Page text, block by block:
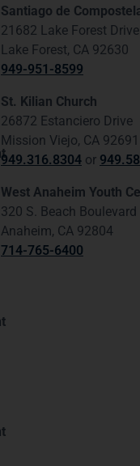
Santiago de
21682 Lake Forest Drive
Lake Forest, CA 92630
949-951-8599
St. Kilian Church
26872 Estanciero Drive
Mission Viejo, CA 92691
949.316.8304 or
West Anaheim Youth
320 S. Beach Boulevard
Anaheim, CA 92804
714-765-6400